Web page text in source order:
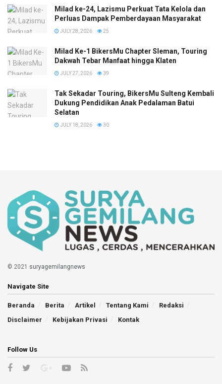
Milad ke-24, Lazismu Perkuat Tata Kelola dan
Perluas Dampak Pemberdayaan Masyarakat
JULY 28, 2026 25
Milad Ke-1 BikersMu Chapter Sleman, Touring
Dakwah Tebar Manfaat hingga Klaten
JULY 27, 2026 39
Tak Sekadar Touring, BikersMu Sulteng Kembali
Dukung Pendidikan Anak Pedalaman Batui
Selatan
JULY 18, 2026 30
© 2021 suryagemilangnews
Navigate Site
Beranda Berita Artikel Tentang Kami
Redaksi
Disclaimer
Kebijakan Privasi Kontak
Follow Us